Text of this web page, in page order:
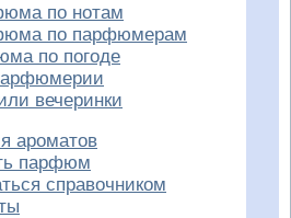
по нотам
по парфюмерам
по погоде
вечеринки
ароматов
парфюм
справочником